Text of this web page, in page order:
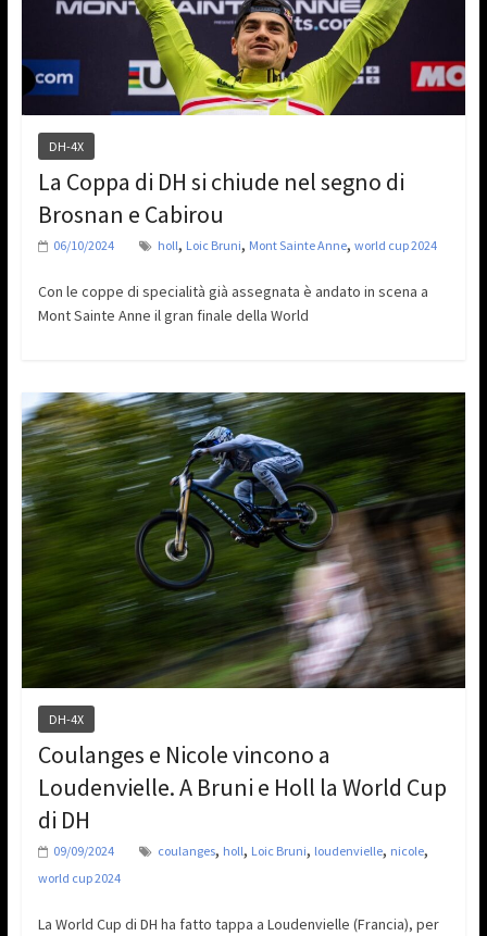
DH-4X
La Coppa di DH si chiude nel segno di
Brosnan e Cabirou
06/10/2024 holl, Loic Bruni, Mont Sainte Anne, world cup 2024
Con le coppe di specialità già assegnata è andato in scena a
Mont Sainte Anne il gran finale della World
DH-4X
Coulanges e Nicole vincono a
Loudenvielle. A Bruni e Holl la World Cup
di DH
09/09/2024 coulanges, holl, Loic Bruni, loudenvielle, nicole,
world cup 2024
La World Cup di DH ha fatto tappa a Loudenvielle (Francia), per